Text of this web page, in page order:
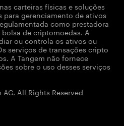
carteiras físicas e soluções
gerenciamento de ativos
como prestadora
de criptomoedas. A
ou controla os ativos ou
serviços de transações cripto
A Tangem não fornece
sobre o uso desses serviços